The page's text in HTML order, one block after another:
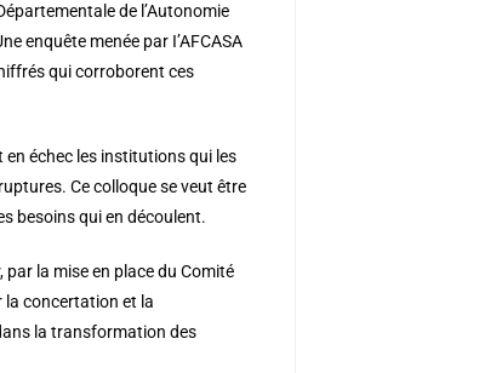
de l’Autonomie
enquête menée par I’AFCASA
qui corroborent ces
échec les institutions qui les
Ce colloque se veut être
besoins qui en découlent.
la mise en place du Comité
la concertation et la
la transformation des